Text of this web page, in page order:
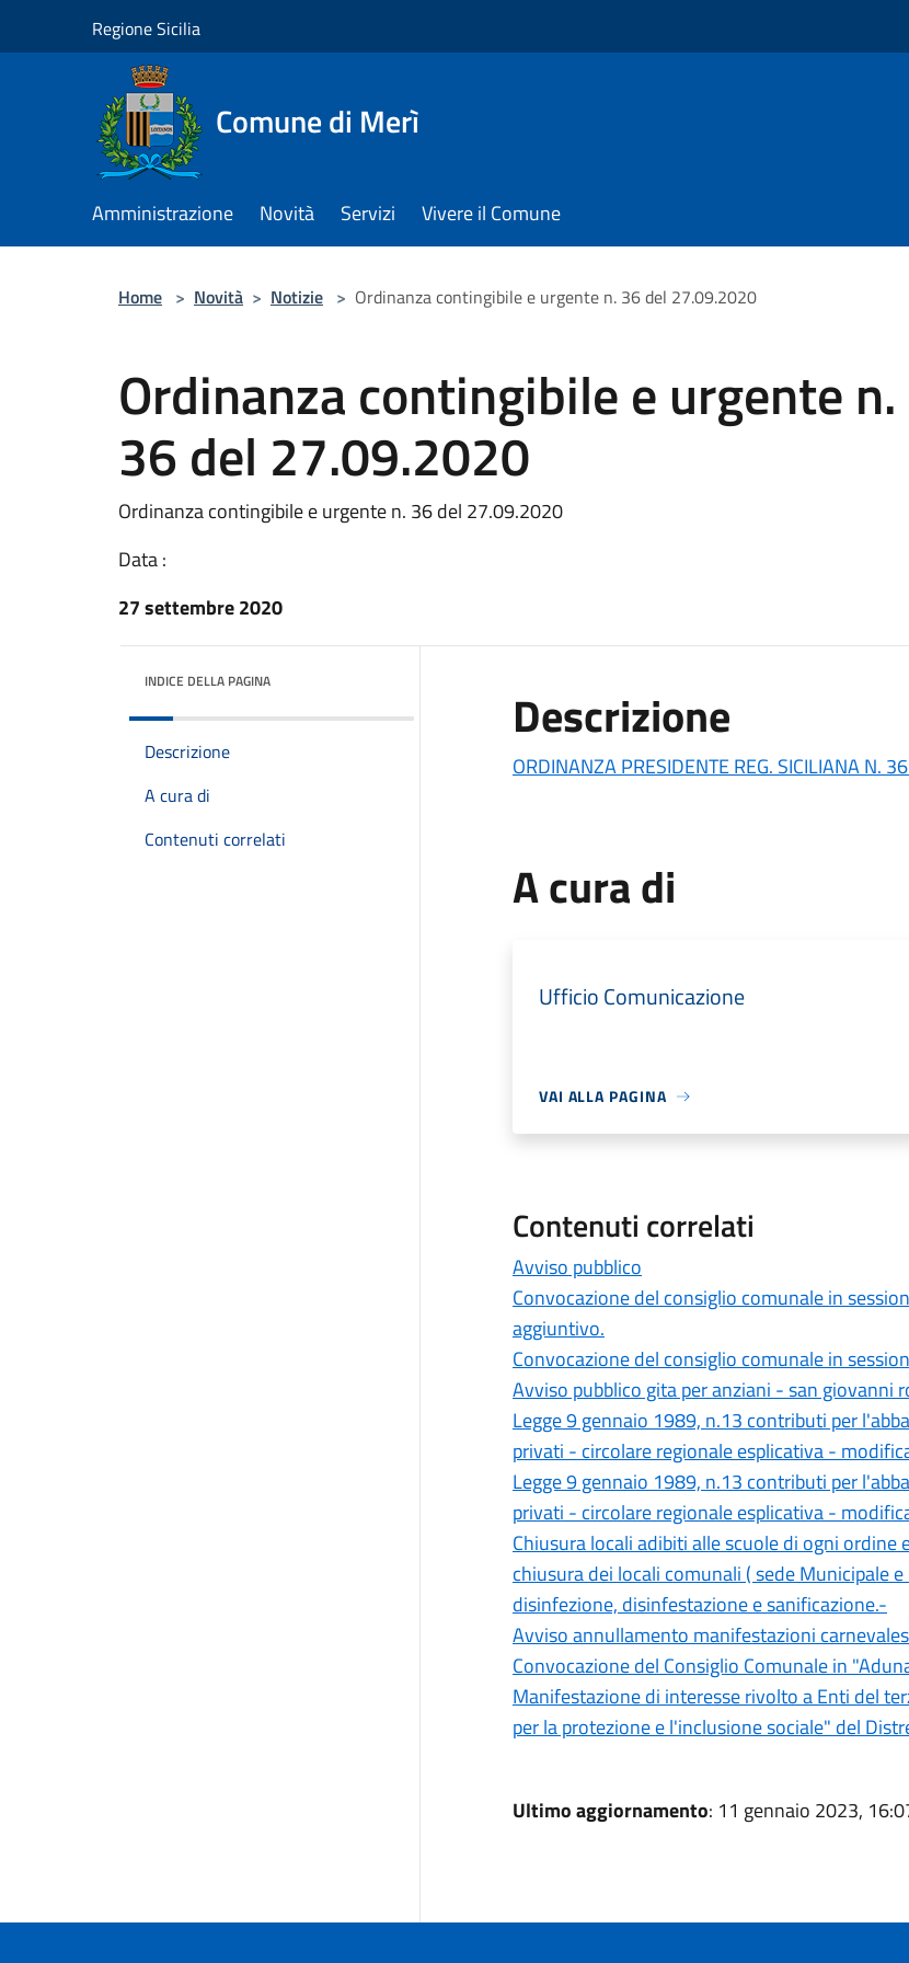
Regione Sicilia
Comune di Merì
Amministrazione Novità Servizi Vivere il Comune
Home > Novità > Notizie > Ordinanza contingibile e urgente n. 36 del 27.09.2020
Ordinanza contingibile e urgente n.
36 del 27.09.2020
Ordinanza contingibile e urgente n. 36 del 27.09.2020
Data :
27 settembre 2020
INDICE DELLA PAGINA
Descrizione
A cura di
Contenuti correlati
Descrizione
ORDINANZA PRESIDENTE REG. SICILIANA N.
A cura di
Ufficio Comunicazione
VAI ALLA PAGINA
Contenuti correlati
Avviso pubblico
Convocazione del consiglio comunale in
aggiuntivo.
Convocazione del consiglio comunale in
Avviso pubblico gita per anziani - san giovanni
Legge 9 gennaio 1989, n.13 contributi per
privati - circolare regionale esplicativa -
Legge 9 gennaio 1989, n.13 contributi per
privati - circolare regionale esplicativa -
Chiusura locali adibiti alle scuole di ogni
chiusura dei locali comunali ( sede Municipale
disinfezione, disinfestazione e sanificazione.-
Avviso annullamento manifestazioni
Convocazione del Consiglio Comunale in
Manifestazione di interesse rivolto a Enti del
per la protezione e l'inclusione sociale" del
Ultimo aggiornamento: 11 gennaio 2023,